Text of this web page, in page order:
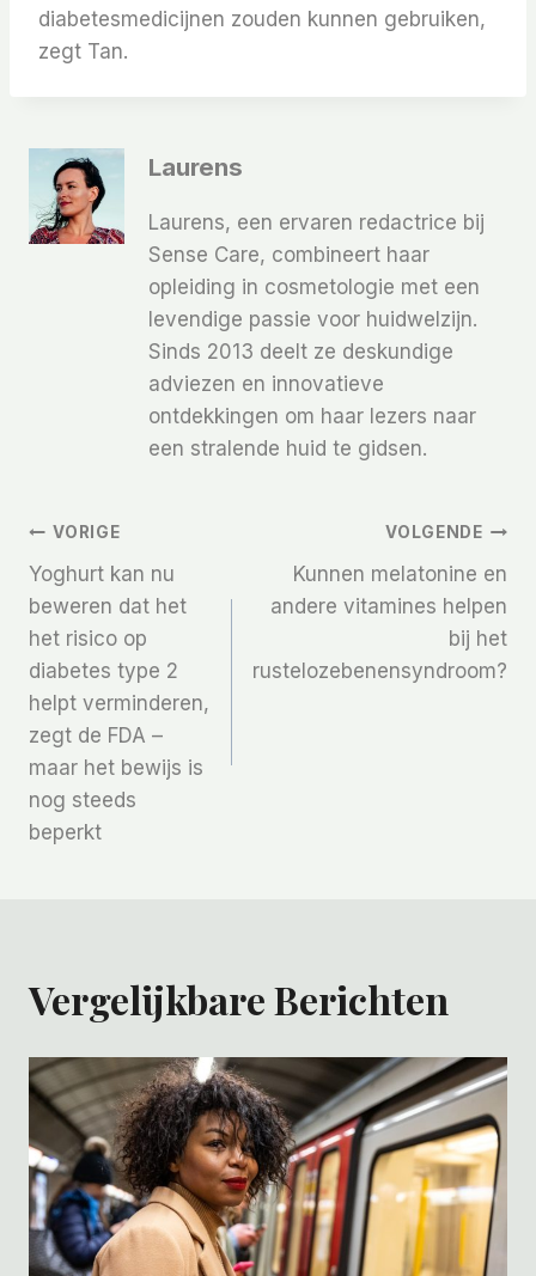
diabetesmedicijnen zouden kunnen gebruiken,
zegt Tan.
Laurens
Laurens, een ervaren redactrice bij
Sense Care, combineert haar
opleiding in cosmetologie met een
levendige passie voor huidwelzijn.
Sinds 2013 deelt ze deskundige
adviezen en innovatieve
ontdekkingen om haar lezers naar
een stralende huid te gidsen.
Bericht
Navigatie
VORIGE
Yoghurt kan nu
beweren dat het
het risico op
diabetes type 2
helpt verminderen,
zegt de FDA –
maar het bewijs is
nog steeds
beperkt
VOLGENDE
Kunnen melatonine en
andere vitamines helpen
bij het
rustelozebenensyndroom?
Vergelijkbare Berichten